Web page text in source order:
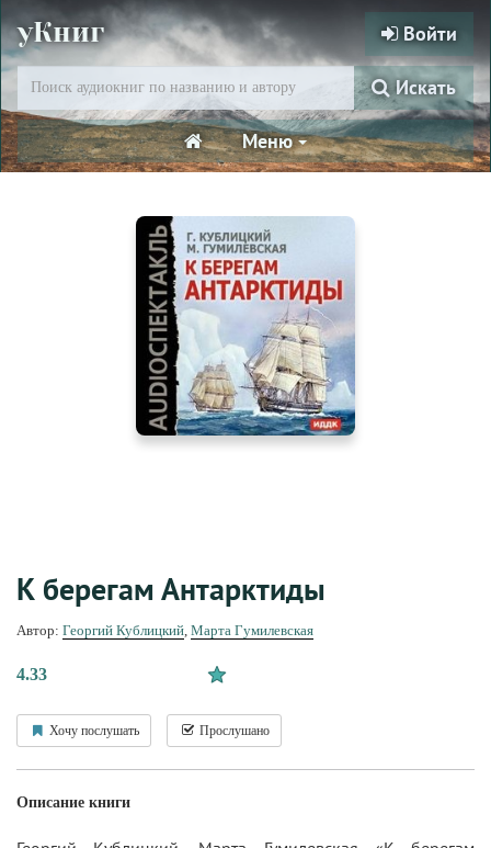
уКниг Войти
Искать
Меню
К берегам Антарктиды
Автор: Георгий Кублицкий Марта Гумилевская
4.33
Хочу послушать Прослушано
Описание книги